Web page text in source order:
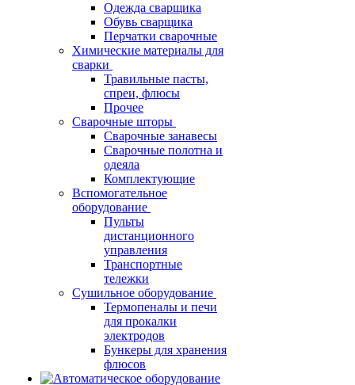
Одежда сварщика
Обувь сварщика
Перчатки сварочные
Химические материалы для
сварки
Травильные пасты,
спреи, флюсы
Прочее
Сварочные шторы
Сварочные занавесы
Сварочные полотна и
одеяла
Комплектующие
Вспомогательное
оборудование
Пульты
дистанционного
управления
Транспортные
тележки
Сушильное оборудование
Термопеналы и печи
для прокалки
электродов
Бункеры для хранения
флюсов